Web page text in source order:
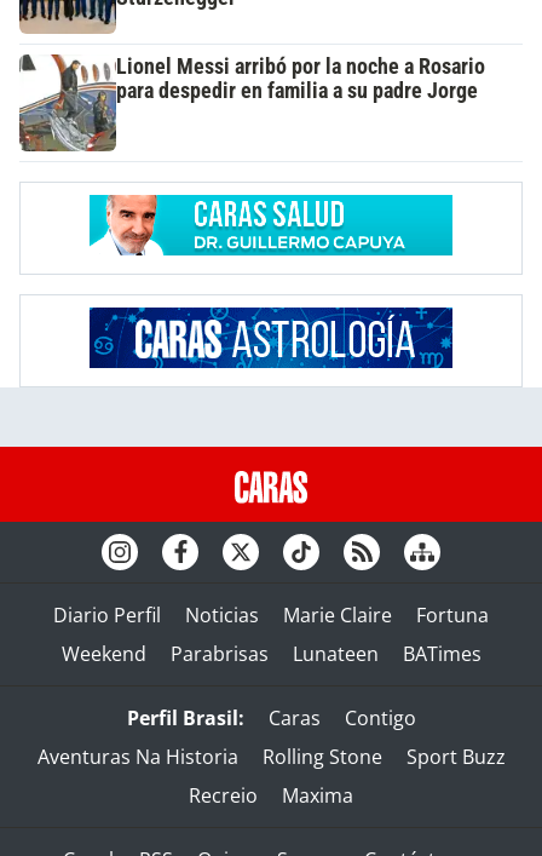
Lionel Messi arribó por la noche a Rosario
para despedir en familia a su padre Jorge
Diario Perfil Noticias Marie Claire
Fortuna
Weekend
Parabrisas Lunateen BATimes
Perfil Brasil: Caras
Contigo
Aventuras Na Historia
Rolling Stone
Sport Buzz
Recreio
Maxima